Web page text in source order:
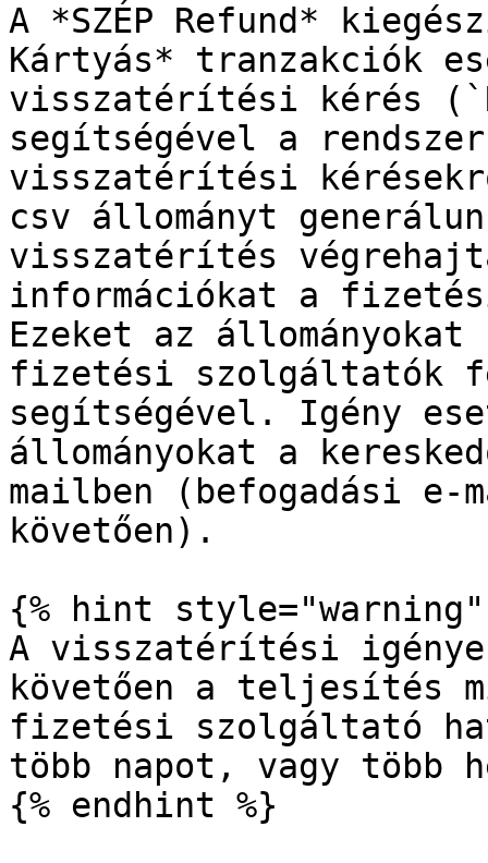
A *SZÉP Refund*
Kártyás* tranzakciók
visszatérítési kérés
segítségével a
visszatérítési
csv állományt
visszatérítés
információkat a
Ezeket az
fizetési szolgáltatók
segítségével. Igény
állományokat a
mailben (befogadási e-
követően).
{% hint style="warning"
A visszatérítési
követően a teljesítés
fizetési szolgáltató
több napot, vagy több
{% endhint %}